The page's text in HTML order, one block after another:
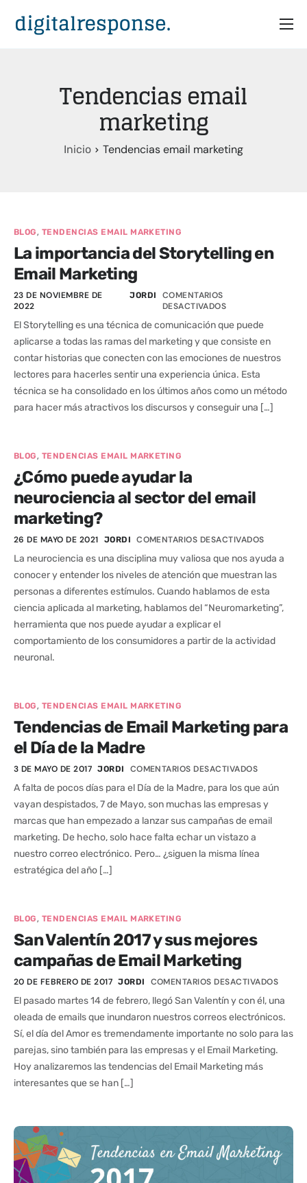
PartnersTendencias email
marketing
Inicio Tendencias email marketing
BLOG, TENDENCIAS EMAIL MARKETING
La importancia del Storytelling en
Email Marketing
23 DE NOVIEMBRE DE
2022
JORDI
COMENTARIOS
DESACTIVADOS
El Storytelling es una técnica de comunicación que puede
aplicarse a todas las ramas del marketing y que consiste en
contar historias que conecten con las emociones de nuestros
lectores para hacerles sentir una experiencia única. Esta
técnica se ha consolidado en los últimos años como un método
para hacer más atractivos los discursos y conseguir una […]
BLOG, TENDENCIAS EMAIL MARKETING
¿Cómo puede ayudar la
neurociencia al sector del email
marketing?
26 DE MAYO DE 2021 JORDI COMENTARIOS DESACTIVADOS
La neurociencia es una disciplina muy valiosa que nos ayuda a
conocer y entender los niveles de atención que muestran las
personas a diferentes estímulos. Cuando hablamos de esta
ciencia aplicada al marketing, hablamos del “Neuromarketing”,
herramienta que nos puede ayudar a explicar el
comportamiento de los consumidores a partir de la actividad
neuronal.
BLOG, TENDENCIAS EMAIL MARKETING
Tendencias de Email Marketing para
el Día de la Madre
3 DE MAYO DE 2017 JORDI COMENTARIOS DESACTIVADOS
A falta de pocos días para el Día de la Madre, para los que aún
vayan despistados, 7 de Mayo, son muchas las empresas y
marcas que han empezado a lanzar sus campañas de email
marketing. De hecho, solo hace falta echar un vistazo a
nuestro correo electrónico. Pero… ¿siguen la misma línea
estratégica del año […]
BLOG, TENDENCIAS EMAIL MARKETING
San Valentín 2017 y sus mejores
campañas de Email Marketing
20 DE FEBRERO DE 2017 JORDI COMENTARIOS DESACTIVADOS
El pasado martes 14 de febrero, llegó San Valentín y con él, una
oleada de emails que inundaron nuestros correos electrónicos.
Sí, el día del Amor es tremendamente importante no solo para las
parejas, sino también para las empresas y el Email Marketing.
Hoy analizaremos las tendencias del Email Marketing más
interesantes que se han […]